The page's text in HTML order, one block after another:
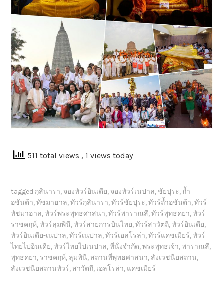
511 total views , 1 views today
tagged กุสินารา, จองทัวร์อินเดีย, จองทัวร์เนปาล, ชัยปุระ, ถ้ำ
อชันต้า,ทัชมาฮาล,ทัวร์กุสินารา,ทัวร์ชัยปุระ,ทัวร์ถ้ำอชันต้า,ทัวร์
ทัชมาฮาล,ทัวร์พระพุทธศาสนา,ทัวร์พาราณสี,ทัวร์พุทธคยา,ทัวร์
ราชคฤห์,ทัวร์ลุมพินี,ทัวร์สายการบินไทย,ทัวร์สาวัตถี,ทัวร์อินเดีย,
ทัวร์อินเดีย-เนปาล,ทัวร์เนปาล,ทัวร์เอลโรล่า,ทัวร์แคชเมียร์,ทัวร์
ไทยไปอินเดีย,ทัวร์ไทยไปเนปาล,ที่นั่งจำกัด,พระพุทธเจ้า,พาราณสี,
พุทธคยา, ราชคฤห์, ลุมพินี, สถานที่พุทธศาสนา, สังเวชนียสถาน,
สังเวชนียสถานทัวร์, สาวัตถี, เอลโรล่า, แคชเมียร์